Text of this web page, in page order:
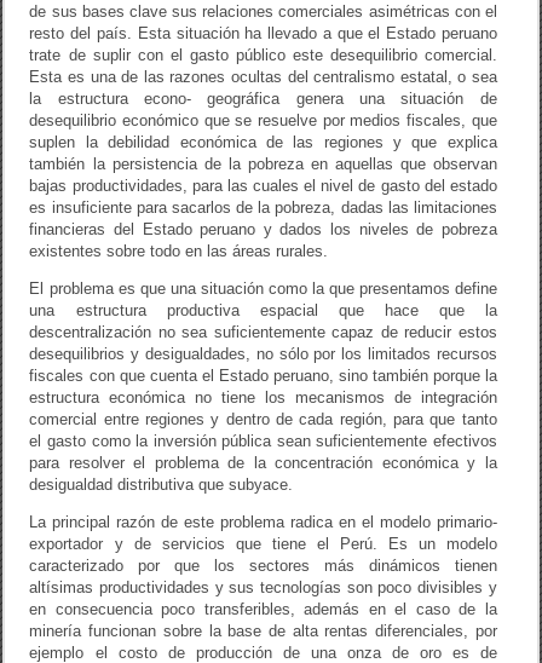
de sus bases clave sus relaciones comerciales asimétricas con el
resto del país. Esta situación ha llevado a que el Estado peruano
trate de suplir con el gasto público este desequilibrio comercial.
Esta es una de las razones ocultas del centralismo estatal, o sea
la estructura econo- geográfica genera una situación de
desequilibrio económico que se resuelve por medios fiscales, que
suplen la debilidad económica de las regiones y que explica
también la persistencia de la pobreza en aquellas que observan
bajas productividades, para las cuales el nivel de gasto del estado
es insuficiente para sacarlos de la pobreza, dadas las limitaciones
financieras del Estado peruano y dados los niveles de pobreza
existentes sobre todo en las áreas rurales.
El problema es que una situación como la que presentamos define
una estructura productiva espacial que hace que la
descentralización no sea suficientemente capaz de reducir estos
desequilibrios y desigualdades, no sólo por los limitados recursos
fiscales con que cuenta el Estado peruano, sino también porque la
estructura económica no tiene los mecanismos de integración
comercial entre regiones y dentro de cada región, para que tanto
el gasto como la inversión pública sean suficientemente efectivos
para resolver el problema de la concentración económica y la
desigualdad distributiva que subyace.
La principal razón de este problema radica en el modelo primario-
exportador y de servicios que tiene el Perú. Es un modelo
caracterizado por que los sectores más dinámicos tienen
altísimas productividades y sus tecnologías son poco divisibles y
en consecuencia poco transferibles, además en el caso de la
minería funcionan sobre la base de alta rentas diferenciales, por
ejemplo el costo de producción de una onza de oro es de